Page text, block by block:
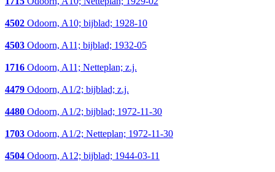
4502 Odoorn, A10; bijblad; 1928-10
4503 Odoorn, A11; bijblad; 1932-05
1716 Odoorn, A11; Netteplan; z.j.
4479 Odoorn, A1/2; bijblad; z.j.
4480 Odoorn, A1/2; bijblad; 1972-11-30
1703 Odoorn, A1/2; Netteplan; 1972-11-30
4504 Odoorn, A12; bijblad; 1944-03-11